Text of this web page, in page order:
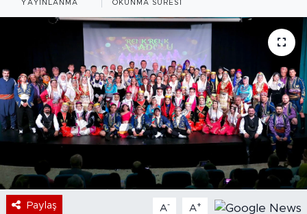
YAYINLANMA OKUNMA SÜRESI
Paylaş A- A+
Sektör